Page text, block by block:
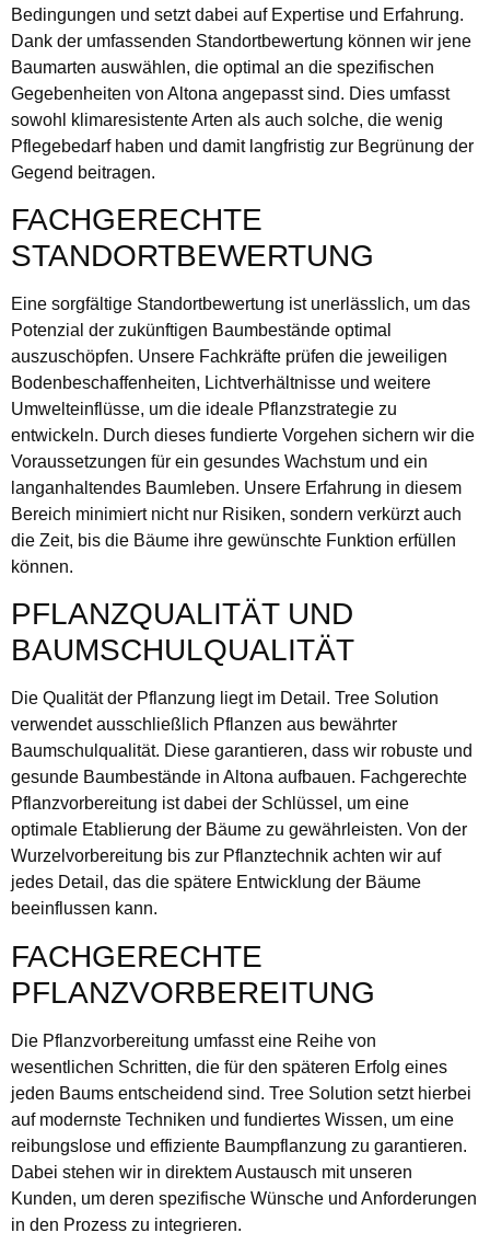
Bedingungen und setzt dabei auf Expertise und Erfahrung.
Dank der umfassenden Standortbewertung können wir jene
Baumarten auswählen, die optimal an die spezifischen
Gegebenheiten von Altona angepasst sind. Dies umfasst
sowohl klimaresistente Arten als auch solche, die wenig
Pflegebedarf haben und damit langfristig zur Begrünung der
Gegend beitragen.
FACHGERECHTE
STANDORTBEWERTUNG
Eine sorgfältige Standortbewertung ist unerlässlich, um das
Potenzial der zukünftigen Baumbestände optimal
auszuschöpfen. Unsere Fachkräfte prüfen die jeweiligen
Bodenbeschaffenheiten, Lichtverhältnisse und weitere
Umwelteinflüsse, um die ideale Pflanzstrategie zu
entwickeln. Durch dieses fundierte Vorgehen sichern wir die
Voraussetzungen für ein gesundes Wachstum und ein
langanhaltendes Baumleben. Unsere Erfahrung in diesem
Bereich minimiert nicht nur Risiken, sondern verkürzt auch
die Zeit, bis die Bäume ihre gewünschte Funktion erfüllen
können.
PFLANZQUALITÄT UND
BAUMSCHULQUALITÄT
Die Qualität der Pflanzung liegt im Detail. Tree Solution
verwendet ausschließlich Pflanzen aus bewährter
Baumschulqualität. Diese garantieren, dass wir robuste und
gesunde Baumbestände in Altona aufbauen. Fachgerechte
Pflanzvorbereitung ist dabei der Schlüssel, um eine
optimale Etablierung der Bäume zu gewährleisten. Von der
Wurzelvorbereitung bis zur Pflanztechnik achten wir auf
jedes Detail, das die spätere Entwicklung der Bäume
beeinflussen kann.
FACHGERECHTE
PFLANZVORBEREITUNG
Die Pflanzvorbereitung umfasst eine Reihe von
wesentlichen Schritten, die für den späteren Erfolg eines
jeden Baums entscheidend sind. Tree Solution setzt hierbei
auf modernste Techniken und fundiertes Wissen, um eine
reibungslose und effiziente Baumpflanzung zu garantieren.
Dabei stehen wir in direktem Austausch mit unseren
Kunden, um deren spezifische Wünsche und Anforderungen
in den Prozess zu integrieren.